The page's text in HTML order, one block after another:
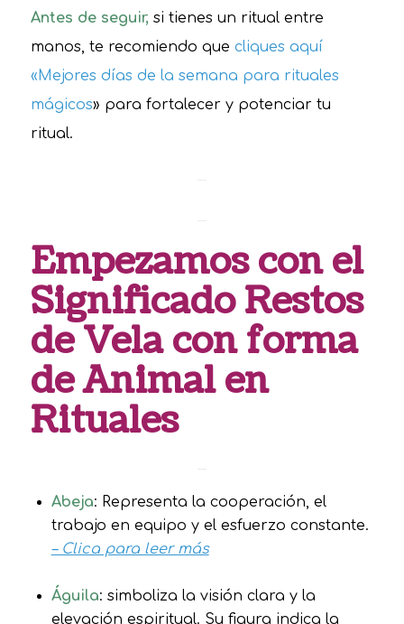
Antes de seguir, si tienes un ritual entre
manos, te recomiendo que cliques aquí
«Mejores días de la semana para rituales
mágicos» para fortalecer y potenciar tu
ritual.
Empezamos con el
Significado Restos
de Vela con forma
de Animal en
Rituales
Abeja: Representa la cooperación, el
trabajo en equipo y el esfuerzo constante.
– Clica para leer más
Águila: simboliza la visión clara y la
elevación espiritual. Su figura indica la